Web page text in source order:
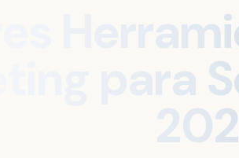
para